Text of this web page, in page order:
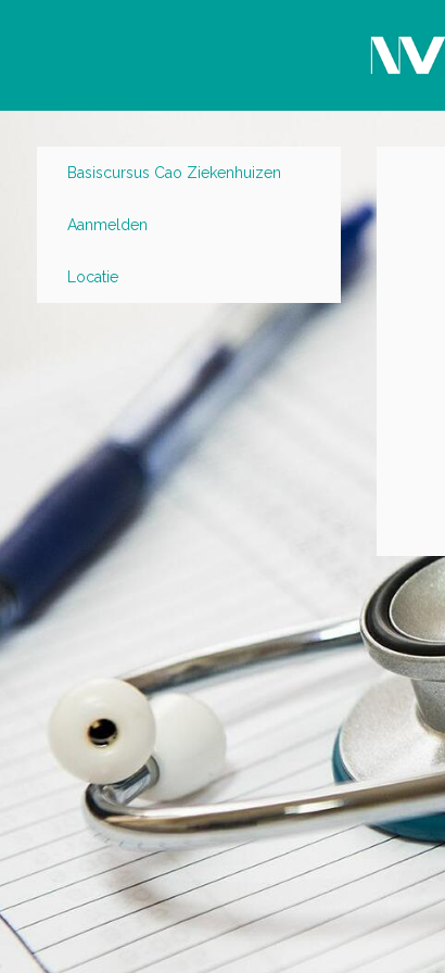
Basiscursus Cao Ziekenhuizen
Aanmelden
Locatie